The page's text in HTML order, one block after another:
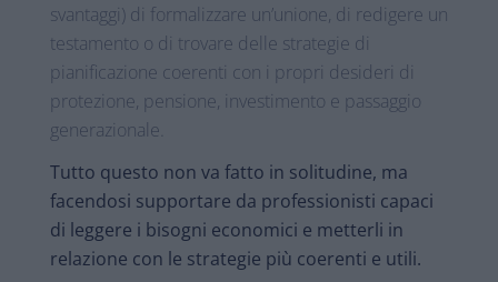
svantaggi) di formalizzare un’unione, di redigere un
testamento o di trovare delle strategie di
pianificazione coerenti con i propri desideri di
protezione, pensione, investimento e passaggio
generazionale.
Tutto questo non va fatto in solitudine, ma
facendosi supportare da professionisti capaci
di leggere i bisogni economici e metterli in
relazione con le strategie più coerenti e utili.